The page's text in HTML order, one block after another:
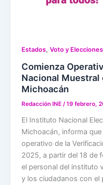
Estados,Voto y Elecciones
Comienza
Nacional Muestral
Michoacán
Redacción INE /19 febrero,
El Instituto Nacional
Michoacán, informa
operativo de la
2025, a partir del 18 de
el personal del instituto
y los ciudadanos con el